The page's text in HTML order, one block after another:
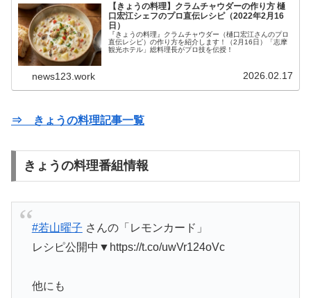
【きょうの料理】クラムチャウダーの作り方 樋
口宏江シェフのプロ直伝レシピ（2022年2月16
日）
『きょうの料理』クラムチャウダー（樋口宏江さんのプロ
直伝レシピ）の作り方を紹介します！（2月16日）「志摩
観光ホテル」総料理長がプロ技を伝授！
news123.work 2026.02.17
⇒ きょうの料理記事一覧
きょうの料理番組情報
#若山曜子 さんの「レモンカード」
レシピ公開中▼https://t.co/uwVr124oVc
他にも